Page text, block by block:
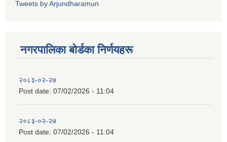
Tweets by Arjundharamun
नगरपालिका बाेर्डका निर्णयहरू
२०८३-०२-२७
Post date: 07/02/2026 - 11:04
२०८३-०२-२७
Post date: 07/02/2026 - 11:04